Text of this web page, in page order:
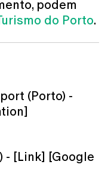
podem
do Porto.
(Porto) -
- [Link] [Google